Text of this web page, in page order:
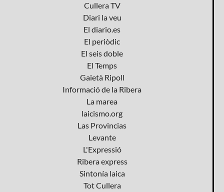
Cullera TV
Diari la veu
El diario.es
El periòdic
El seis doble
El Temps
Gaietà Ripoll
Informació de la Ribera
La marea
laicismo.org
Las Provincias
Levante
L'Expressió
Ribera express
Sintonía laica
Tot Cullera